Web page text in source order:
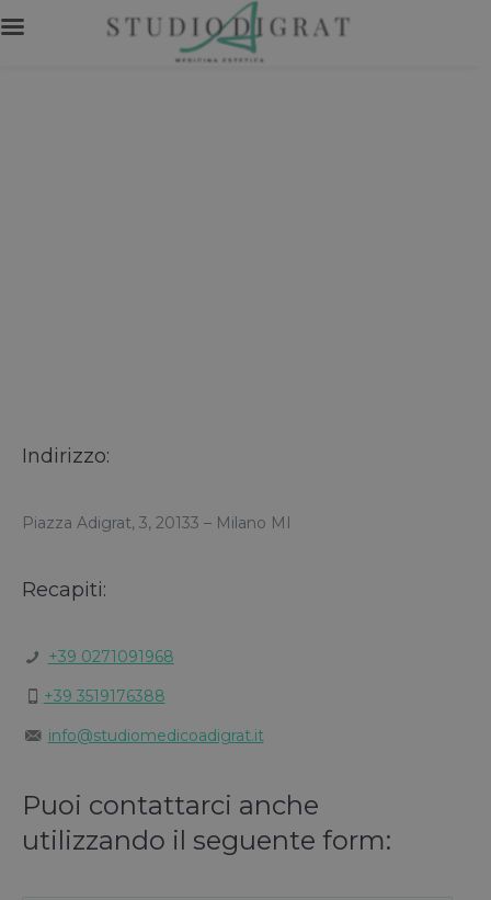
Indirizzo:
Piazza Adigrat, 3, 20133 – Milano MI
Recapiti:
+39 0271091968
+39 3519176388
info@studiomedicoadigrat.it
Puoi contattarci anche
utilizzando il seguente form: